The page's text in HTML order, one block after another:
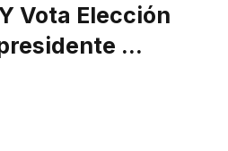
Vota Elección
…